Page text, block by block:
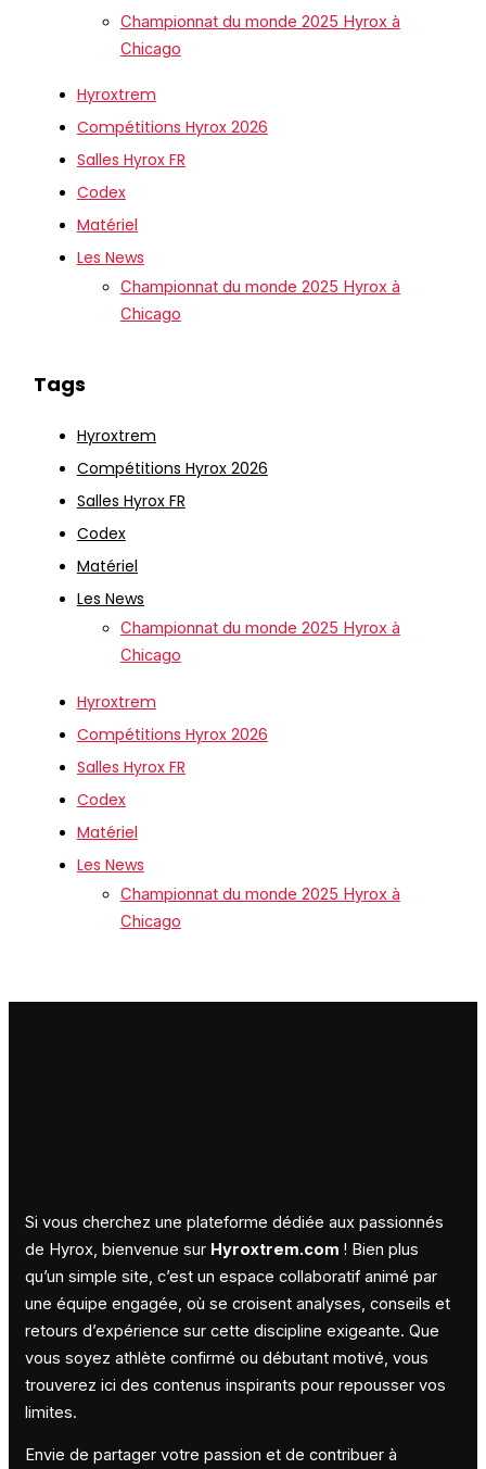
Championnat du monde 2025 Hyrox à
Chicago
Hyroxtrem
Compétitions Hyrox 2026
Salles Hyrox FR
Codex
Matériel
Les News
Championnat du monde 2025 Hyrox à
Chicago
Tags
Hyroxtrem
Compétitions Hyrox 2026
Salles Hyrox FR
Codex
Matériel
Les News
Championnat du monde 2025 Hyrox à
Chicago
Hyroxtrem
Compétitions Hyrox 2026
Salles Hyrox FR
Codex
Matériel
Les News
Championnat du monde 2025 Hyrox à
Chicago
Si vous cherchez une plateforme dédiée aux passionnés
de Hyrox, bienvenue sur Hyroxtrem.com ! Bien plus
qu’un simple site, c’est un espace collaboratif animé par
une équipe engagée, où se croisent analyses, conseils et
retours d’expérience sur cette discipline exigeante. Que
vous soyez athlète confirmé ou débutant motivé, vous
trouverez ici des contenus inspirants pour repousser vos
limites.
Envie de partager votre passion et de contribuer à